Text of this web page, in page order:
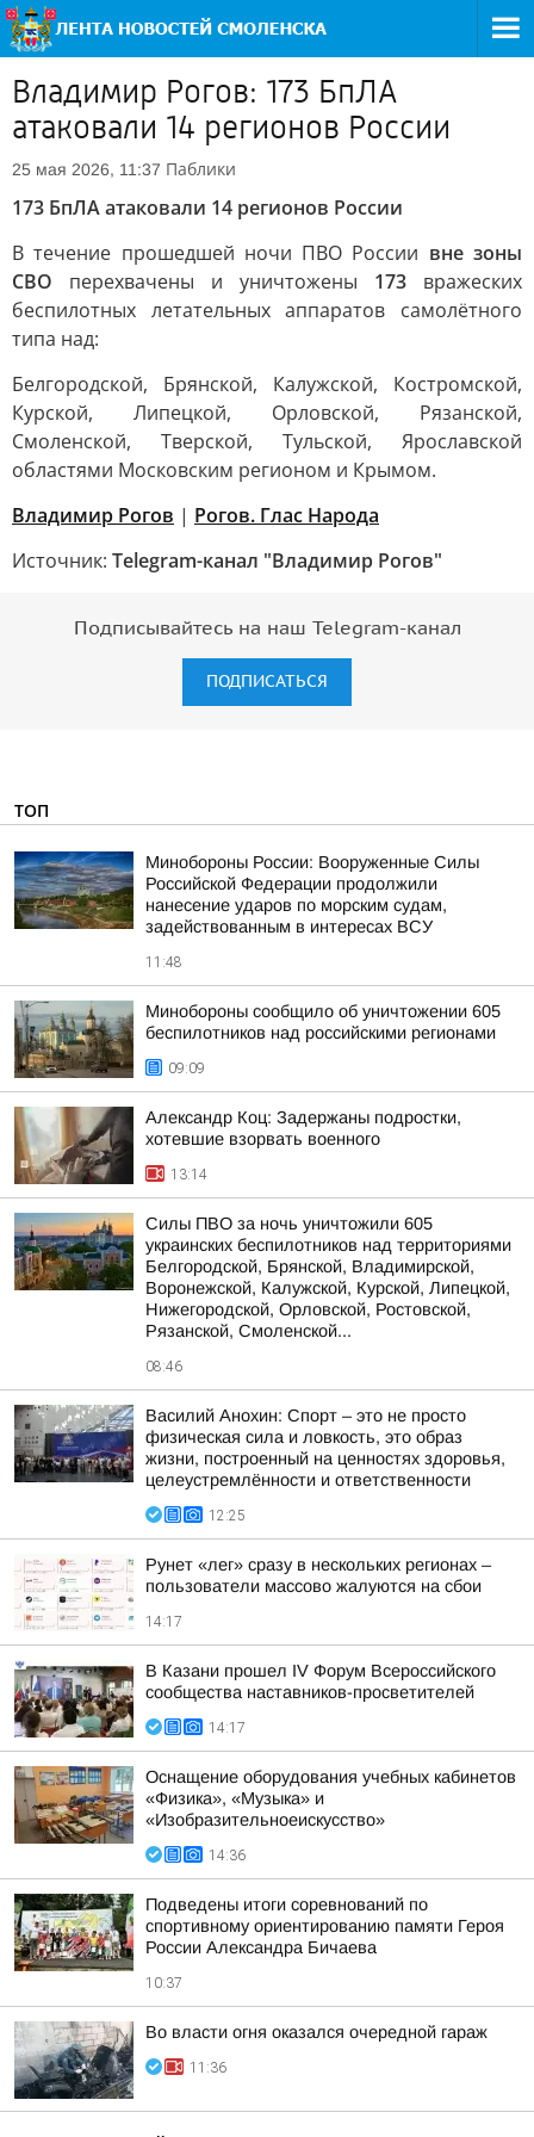
Владимир Рогов: 173 БпЛА
атаковали 14 регионов России
25 мая 2026, 11:37 Паблики
173 БпЛА атаковали 14 регионов России
В течение прошедшей ночи ПВО России вне зоны
СВО перехвачены и уничтожены 173 вражеских
беспилотных летательных аппаратов самолётного
типа над:
Белгородской, Брянской, Калужской, Костромской,
Курской, Липецкой, Орловской, Рязанской,
Смоленской, Тверской, Тульской, Ярославской
областями Московским регионом и Крымом.
Владимир Рогов | Рогов. Глас Народа
Источник: Telegram-канал "Владимир Рогов"
Подписывайтесь на наш Telegram-канал
ПОДПИСАТЬСЯ
ТОП
Минобороны России: Вооруженные Силы
Российской Федерации продолжили
нанесение ударов по морским судам,
задействованным в интересах ВСУ
11:48
Минобороны сообщило об уничтожении 605
беспилотников над российскими регионами
09:09
Александр Коц: Задержаны подростки,
хотевшие взорвать военного
13:14
Силы ПВО за ночь уничтожили 605
украинских беспилотников над территориями
Белгородской, Брянской, Владимирской,
Воронежской, Калужской, Курской, Липецкой,
Нижегородской, Орловской, Ростовской,
Рязанской, Смоленской...
08:46
Василий Анохин: Спорт – это не просто
физическая сила и ловкость, это образ
жизни, построенный на ценностях здоровья,
целеустремлённости и ответственности
12:25
Рунет «лег» сразу в нескольких регионах –
пользователи массово жалуются на сбои
14:17
В Казани прошел IV Форум Всероссийского
сообщества наставников-просветителей
14:17
Оснащение оборудования учебных кабинетов
«Физика», «Музыка» и
«Изобразительноеискусство»
14:36
Подведены итоги соревнований по
спортивному ориентированию памяти Героя
России Александра Бичаева
10:37
Во власти огня оказался очередной гараж
11:36